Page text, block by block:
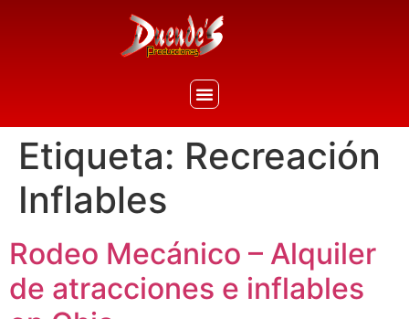
Etiqueta: Recreación
Inflables
Rodeo Mecánico – Alquiler
de atracciones e inflables